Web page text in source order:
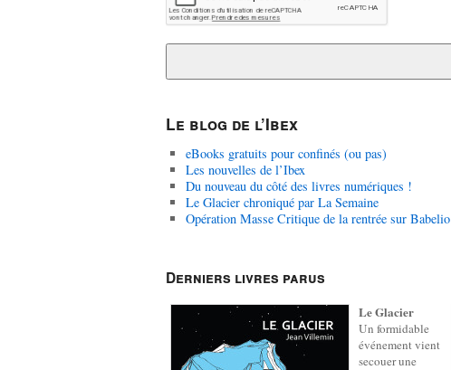
Le blog de l’Ibex
eBooks gratuits pour confinés (ou pas)
Les nouvelles de l’Ibex
Du nouveau du côté des livres numériques !
Le Glacier chroniqué par La Semaine
Opération Masse Critique de la rentrée sur Babelio
Derniers livres parus
Le Glacier
Un formidable
événement vient
secouer une